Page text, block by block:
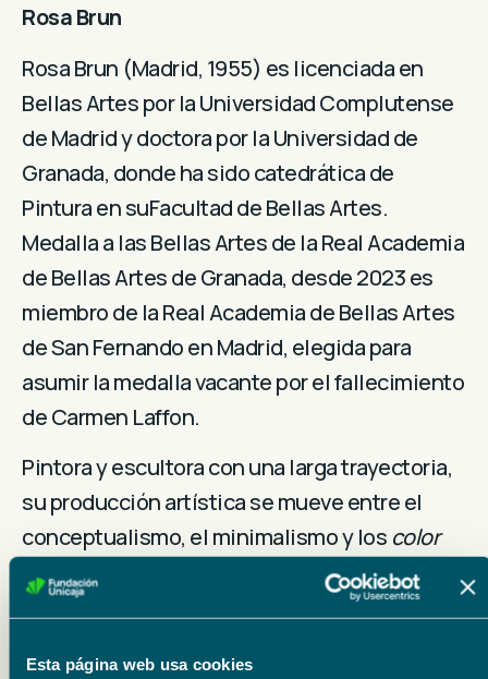
Esta página web usa cookies
Rosa Brun
Rosa Brun (Madrid, 1955) es licenciada en
Bellas Artes por la Universidad Complutense
de Madrid y doctora por la Universidad de
Granada, donde ha sido catedrática de
Pintura en suFacultad de Bellas Artes.
Medalla a las Bellas Artes de la Real Academia
de Bellas Artes de Granada, desde 2023 es
miembro de la Real Academia de Bellas Artes
de San Fernando en Madrid, elegida para
asumir la medalla vacante por el fallecimiento
de Carmen Laffon.
Pintora y escultora con una larga trayectoria,
su producción artística se mueve entre el
conceptualismo, el minimalismo y los color
fields . Su obra se ha mostrado en
instituciones nacionales e internacionales